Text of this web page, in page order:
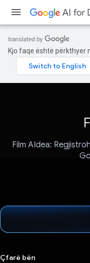
Kjo faqe është përkthyer
Film AIdea:
Çfarë bën